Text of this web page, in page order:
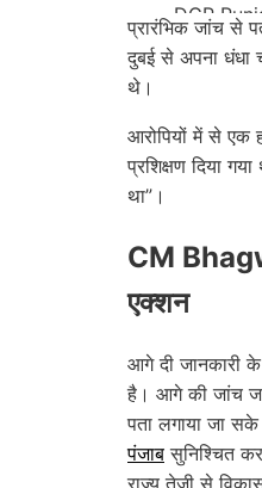
— DGP
प्रारंभिक जांच से
दुबई से अपना धंधा
थे।
आरोपियों में से एक
प्रशिक्षण दिया
था”।
CM
एक्शन
आगे दी जानकारी
है। आगे की जांच
पता लगाया जा
पंजाब सुनिश्चित
राज्य तेजी से